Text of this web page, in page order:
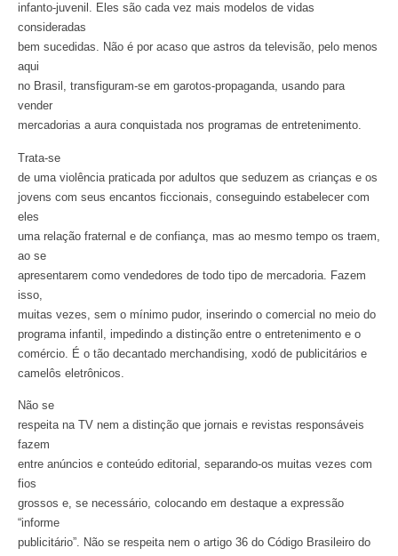
infanto-juvenil. Eles são cada vez mais modelos de vidas
consideradas
bem sucedidas. Não é por acaso que astros da televisão, pelo menos
aqui
no Brasil, transfiguram-se em garotos-propaganda, usando para
vender
mercadorias a aura conquistada nos programas de entretenimento.
Trata-se
de uma violência praticada por adultos que seduzem as crianças e os
jovens com seus encantos ficcionais, conseguindo estabelecer com
eles
uma relação fraternal e de confiança, mas ao mesmo tempo os traem,
ao se
apresentarem como vendedores de todo tipo de mercadoria. Fazem
isso,
muitas vezes, sem o mínimo pudor, inserindo o comercial no meio do
programa infantil, impedindo a distinção entre o entretenimento e o
comércio. É o tão decantado merchandising, xodó de publicitários e
camelôs eletrônicos.
Não se
respeita na TV nem a distinção que jornais e revistas responsáveis
fazem
entre anúncios e conteúdo editorial, separando-os muitas vezes com
fios
grossos e, se necessário, colocando em destaque a expressão
“informe
publicitário”. Não se respeita nem o artigo 36 do Código Brasileiro do